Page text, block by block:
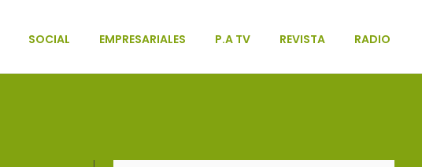
SOCIAL EMPRESARIALES P.A TV REVISTA RADIO